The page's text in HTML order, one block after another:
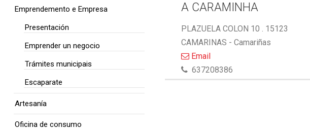
A CARAMINHA
PLAZUELA COLON 10 . 15123
CAMARINAS - Camariñas
Email
637208386
Emprendemento e Empresa
Presentación
Emprender un negocio
Trámites municipais
Escaparate
Artesanía
Oficina de consumo